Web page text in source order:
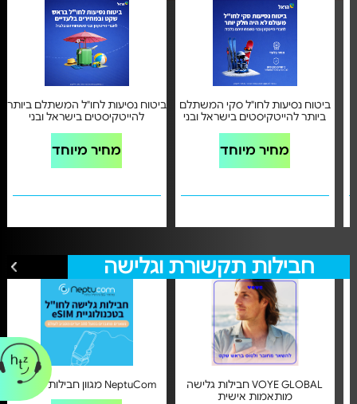
ביטוח נסיעות לחו"ל המשתלם ביותר
להייטקיסטים בישראל ובני
מחיר מיוחד
ביטוח נסיעות לחו"ל סקי המשתלם
ביותר להייטקיסטים בישראל ובני
מחיר מיוחד
חבילות תקשורת וגלישה
לכל הצעות חבילות תקשורת וגלישה
NeptuCom מגוון חבילות גלישה
VOYE GLOBAL חבילות גלישה
מותאמות אישית